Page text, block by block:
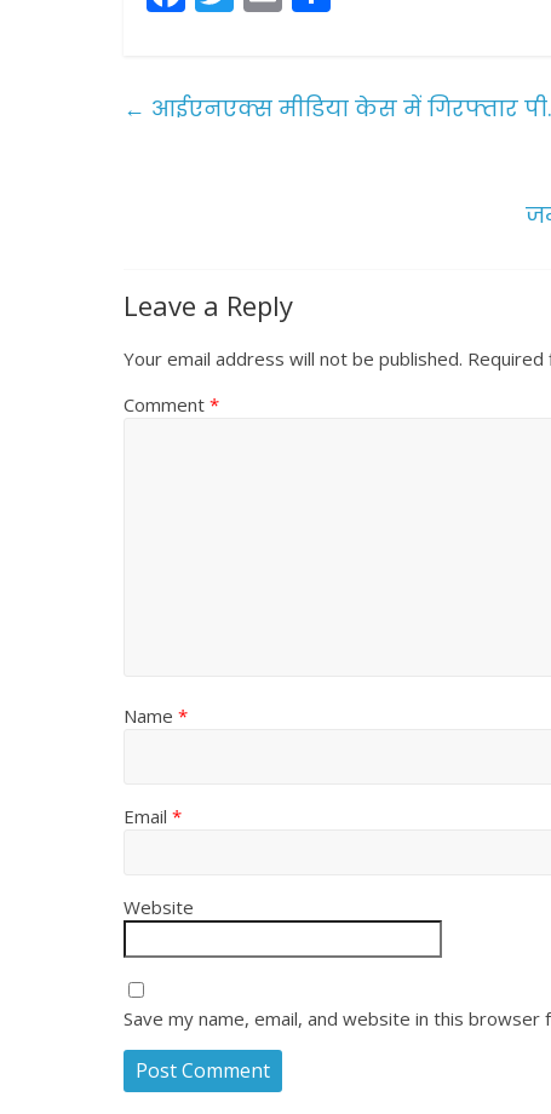
a
e
w
er
m
l e
← आईएनएक्स मीडिया केस में गिरफ्तार
Leave a Reply
Your email address will not be published. Required
Comment *
Name *
Email *
Website
Save my name, email, and website in this